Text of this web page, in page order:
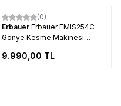
(0)
Erbauer Erbauer EMIS254C
Gönye Kesme Makinesi
9.990,00 TL